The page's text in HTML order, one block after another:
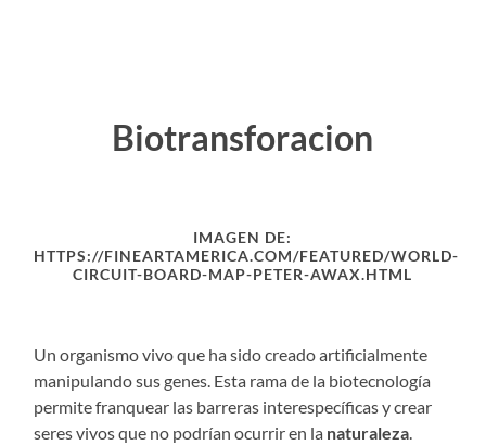
Biotransforacion
IMAGEN DE:
HTTPS://FINEARTAMERICA.COM/FEATURED/WORLD-
CIRCUIT-BOARD-MAP-PETER-AWAX.HTML
Un organismo vivo que ha sido creado artificialmente
manipulando sus genes. Esta rama de la biotecnología
permite franquear las barreras interespecíficas y crear
seres vivos que no podrían ocurrir en la naturaleza.